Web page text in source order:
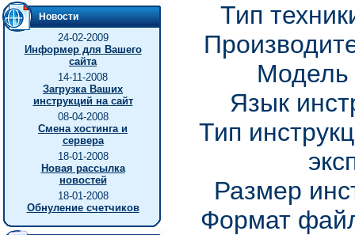
Новости
24-02-2009
Информер для Вашего
сайта
14-11-2008
Загрузка Ваших
инструкций на сайт
08-04-2008
Смена хостинга и
сервера
18-01-2008
Новая рассылка
новостей
18-01-2008
Обнуление счетчиков
Тип
Модель
Язык
Тип
Размер
Формат